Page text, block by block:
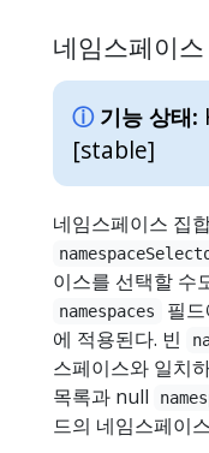
네임스페이
기능 상태:
[stable]
네임스페이스 집
이스를 선택할 수
namespaces
필
에 적용된다. 빈
스페이스와 일치
목록과 null
드의 네임스페이